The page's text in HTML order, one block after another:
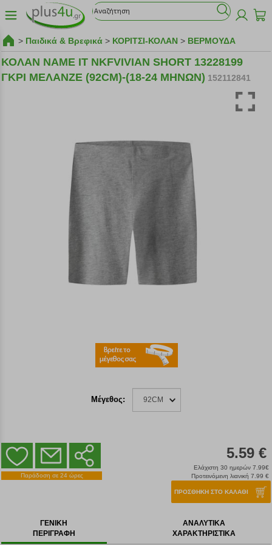
> Παιδικά & Βρεφικά > ΚΟΡΙΤΣΙ-ΚΟΛΑΝ > ΒΕΡΜΟΥΔΑ
ΚΟΛΑΝ NAME IT NKFVIVIAN SHORT 13228199
ΓΚΡΙ ΜΕΛΑΝΖΕ (92CM)-(18-24 ΜΗΝΩΝ) 152112841
Μέγεθος: 92CM
Παράδοση σε 24 ώρες
5.59 €
Ελάχιστη 30 ημερών 7.99€
Προτεινόμενη λιανική 7.99 €
ΠΡΟΣΘΗΚΗ ΣΤΟ ΚΑΛΑΘΙ
ΓΕΝΙΚΗ
ΠΕΡΙΓΡΑΦΗ
ΑΝΑΛΥΤΙΚΑ
ΧΑΡΑΚΤΗΡΙΣΤΙΚΑ